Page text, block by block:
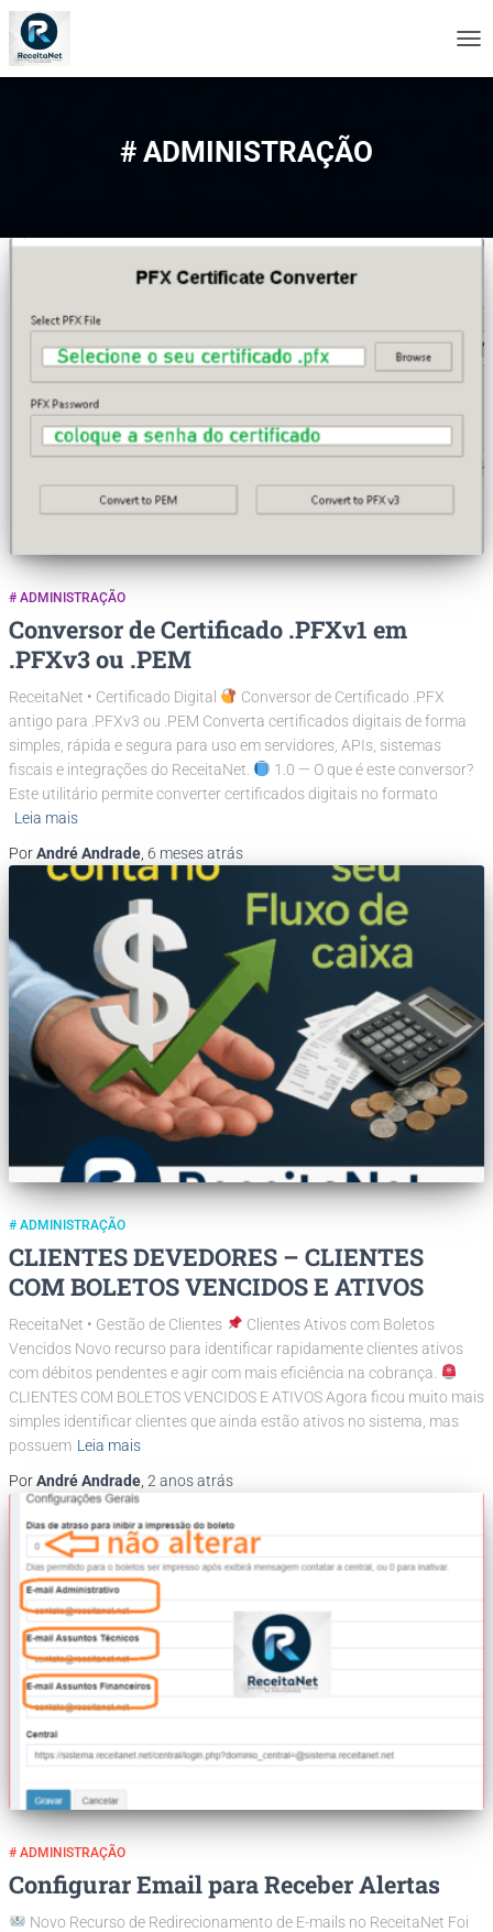
# ADMINISTRAÇÃO
# ADMINISTRAÇÃO
Conversor de Certificado .PFXv1 em
.PFXv3 ou .PEM
ReceitaNet • Certificado Digital
Conversor de Certificado .PFX
antigo para .PFXv3 ou .PEM Converta certificados digitais de forma
simples, rápida e segura para uso em servidores, APIs, sistemas
fiscais e integrações do ReceitaNet.
1.0 — O que é este conversor?
Este utilitário permite converter certificados digitais no formato
Leia mais
PorAndré Andrade 6 mesesatrás
# ADMINISTRAÇÃO
CLIENTES DEVEDORES – CLIENTES
COM BOLETOS VENCIDOS E ATIVOS
ReceitaNet • Gestão de Clientes
Clientes Ativos com Boletos
Vencidos Novo recurso para identificar rapidamente clientes ativos
com débitos pendentes e agir com mais eficiência na cobrança.
CLIENTES COM BOLETOS VENCIDOS E ATIVOS Agora ficou muito mais
simples identificar clientes que ainda estão ativos no sistema, mas
possuem Leia mais
PorAndré Andrade 2 anosatrás
# ADMINISTRAÇÃO
Configurar Email para Receber Alertas
Novo Recurso de Redirecionamento de E-mails no ReceitaNet Foi